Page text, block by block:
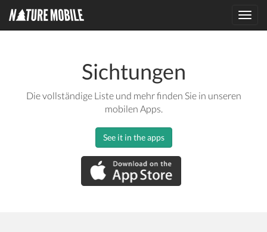
Sichtungen
Die vollständige Liste und mehr finden Sie in unseren
mobilen Apps.
See it in the apps